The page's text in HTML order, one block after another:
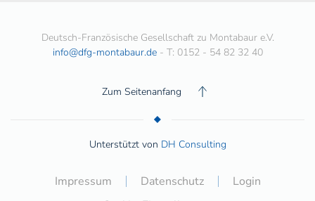
Deutsch-Französische Gesellschaft zu Montabaur e.V.
info@dfg-montabaur.de- T: 0152 - 54 82 32 40
Zum Seitenanfang
Unterstützt von DH Consulting
Impressum Datenschutz
Login